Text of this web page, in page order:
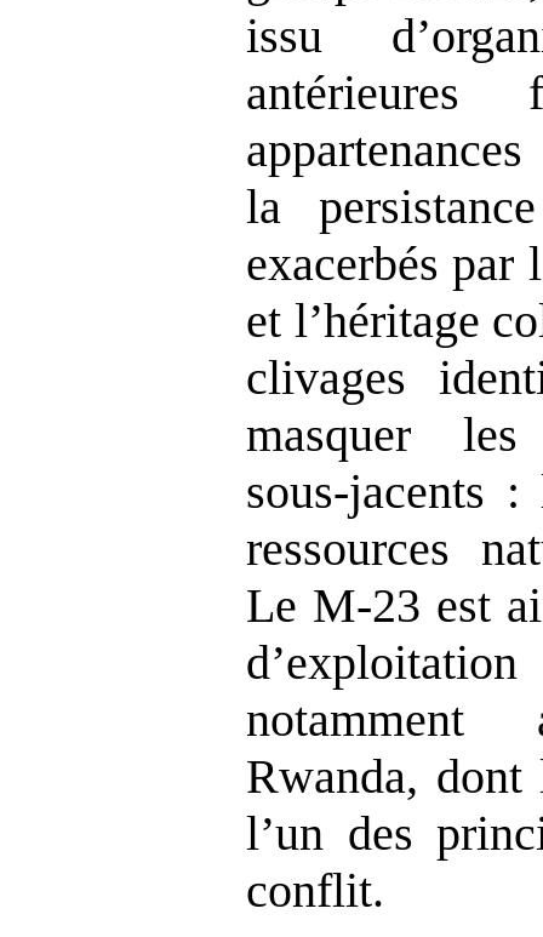
issu d’
la
exacerbés par
et l’héritage
clivages
masquer
sous‑jacents
ressources
Le M‑23 est
d’
Rwanda, dont
l’un des
conflit.